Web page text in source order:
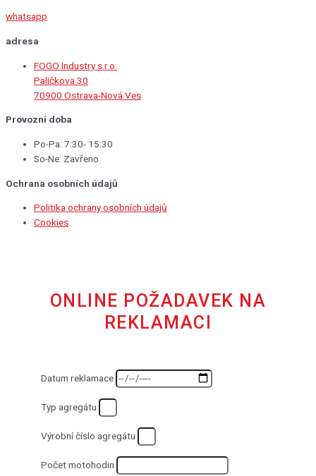
whatsapp
adresa
FOGO Industry s.r.o.
Paličkova 30
70900 Ostrava-Nová Ves
Provozní doba
Po-Pa: 7:30- 15:30
So-Ne: Zavřeno
Ochrana osobních údajů
Politika ochrany osobních údajů
Cookies
ONLINE POŽADAVEK NA
REKLAMACI
Datum reklamace
Typ agregátu
Výrobní číslo agregátu
Počet motohodin